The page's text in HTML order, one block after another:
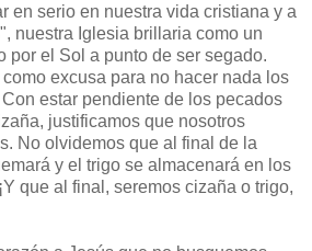
en serio en nuestra vida cristiana y a
nuestra Iglesia brillaria como un
por el Sol a punto de ser segado.
excusa para no hacer nada los
estar pendiente de los pecados
justificamos que nosotros
No olvidemos que al final de la
y el trigo se almacenará en los
que al final, seremos cizaña o trigo,